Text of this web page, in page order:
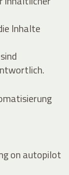
Inhalte
on autopilot